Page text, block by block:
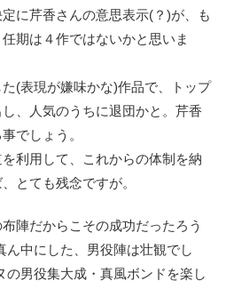
に芹香さんの意思表示(？)が、も
期は４作ではないかと思いま
(表現が嫌味かな)作品で、トップ
、人気のうちに退団かと。芹香
でしょう。
利用して、これからの体制を納
とても残念ですが。
陣だからこその成功だったろう
ん中にした、男役陣は壮観でし
の男役集大成・真風ボンドを楽し